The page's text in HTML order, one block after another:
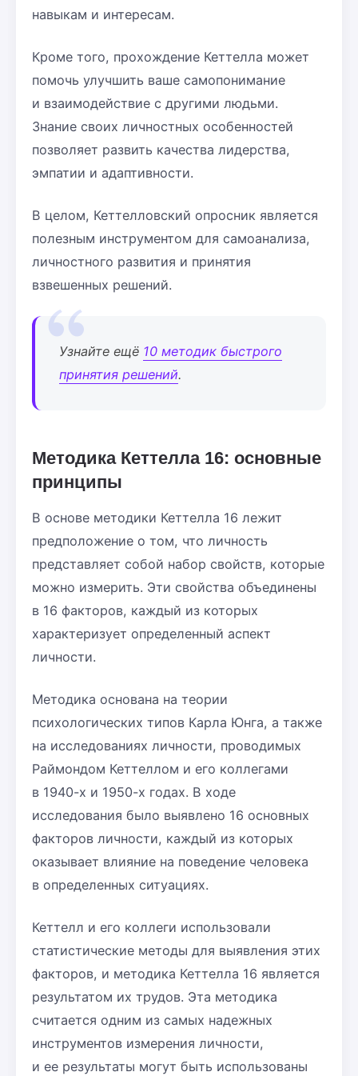
навыкам и интересам.
Кроме того, прохождение Кеттелла может
помочь улучшить ваше самопонимание
и взаимодействие с другими людьми.
Знание своих личностных особенностей
позволяет развить качества лидерства,
эмпатии и адаптивности.
В целом, Кеттелловский опросник является
полезным инструментом для самоанализа,
личностного развития и принятия
взвешенных решений.
Узнайте ещё 10 методик быстрого
принятия решений.
Методика Кеттелла 16: основные
принципы
В основе методики Кеттелла 16 лежит
предположение о том, что личность
представляет собой набор свойств, которые
можно измерить. Эти свойства объединены
в 16 факторов, каждый из которых
характеризует определенный аспект
личности.
Методика основана на теории
психологических типов Карла Юнга, а также
на исследованиях личности, проводимых
Раймондом Кеттеллом и его коллегами
в 1940-х и 1950-х годах. В ходе
исследования было выявлено 16 основных
факторов личности, каждый из которых
оказывает влияние на поведение человека
в определенных ситуациях.
Кеттелл и его коллеги использовали
статистические методы для выявления этих
факторов, и методика Кеттелла 16 является
результатом их трудов. Эта методика
считается одним из самых надежных
инструментов измерения личности,
и ее результаты могут быть использованы